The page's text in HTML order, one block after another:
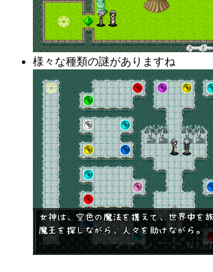
様々な種類の謎がありますね